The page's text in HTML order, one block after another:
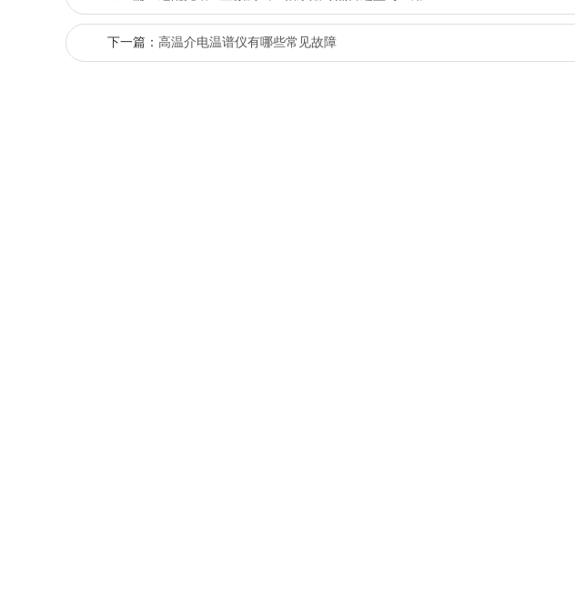
下一篇： 高温介电温谱仪有哪些常见故障